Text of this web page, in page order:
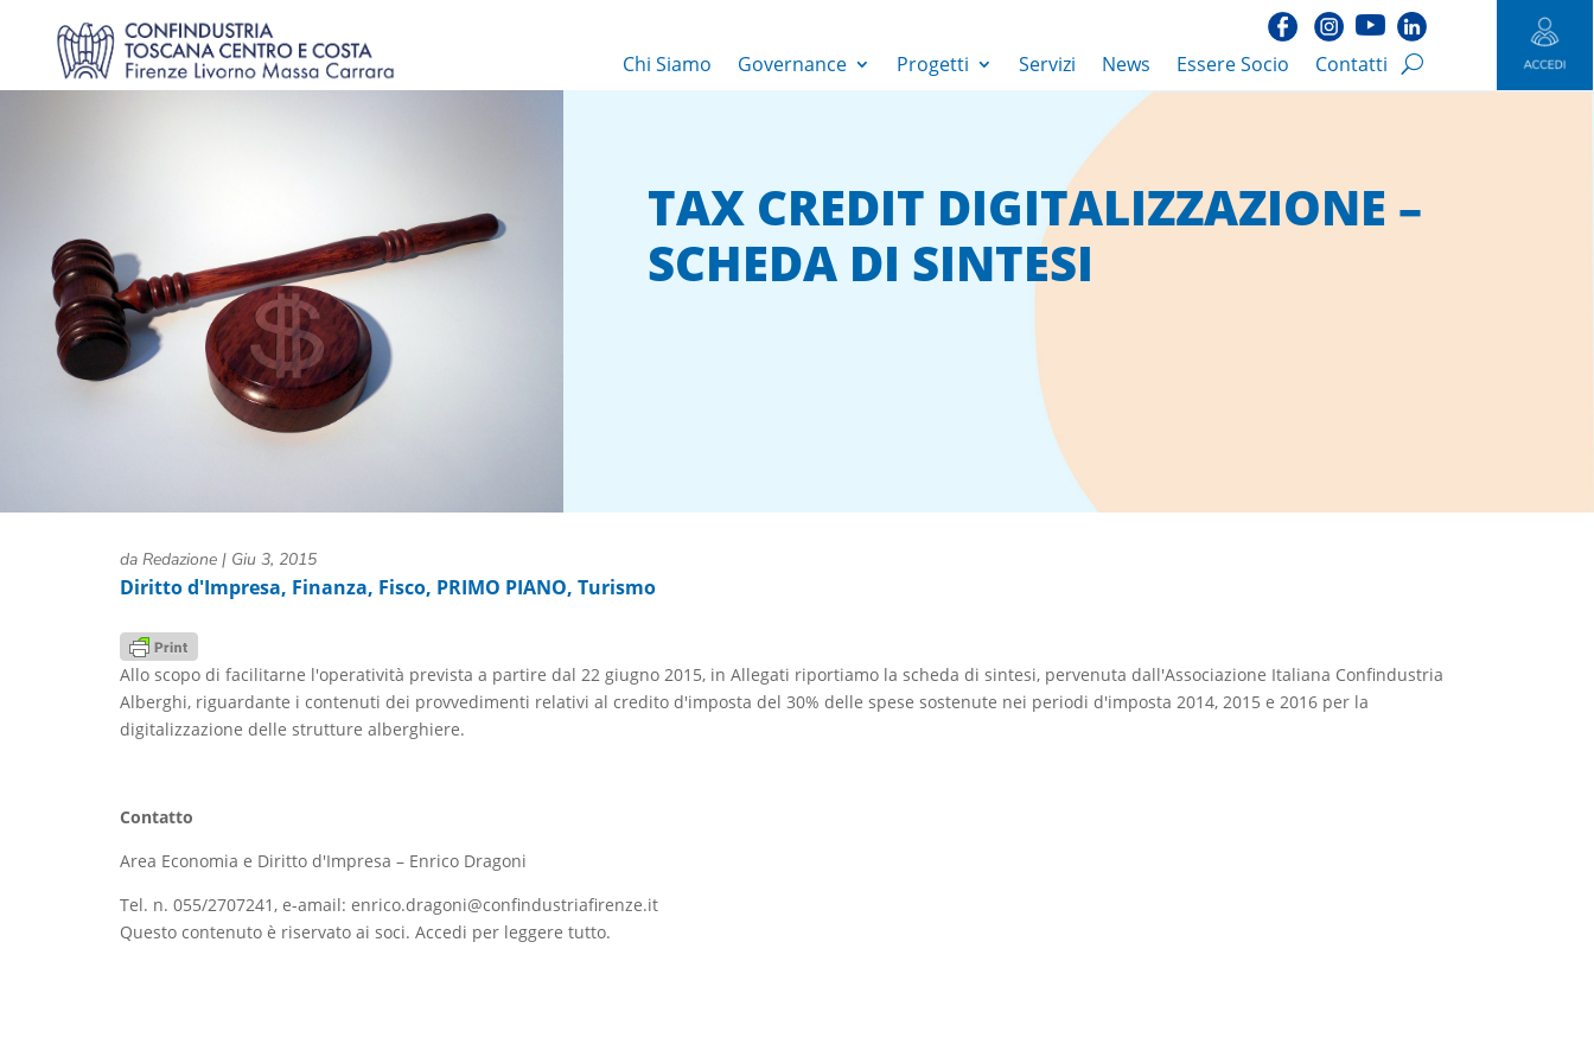
Chi Siamo Governance Progetti Servizi News Essere Socio Contatti
TAX CREDIT DIGITALIZZAZIONE –
SCHEDA DI SINTESI
da Redazione| Giu 3, 2015
Diritto d'Impresa, Finanza, Fisco, PRIMO PIANO, Turismo
Allo scopo di facilitarne l'operatività prevista a partire dal 22 giugno 2015, in Allegati riportiamo la scheda di sintesi, pervenuta dall'Associazione Italiana Confindustria
Alberghi, riguardante i contenuti dei provvedimenti relativi al credito d'imposta del 30% delle spese sostenute nei periodi d'imposta 2014, 2015 e 2016 per la
digitalizzazione delle strutture alberghiere.
Contatto
Area Economia e Diritto d'Impresa – Enrico Dragoni
Tel. n. 055/2707241, e-amail: enrico.dragoni@confindustriafirenze.it
Questo contenuto è riservato ai soci. Accedi per leggere tutto.